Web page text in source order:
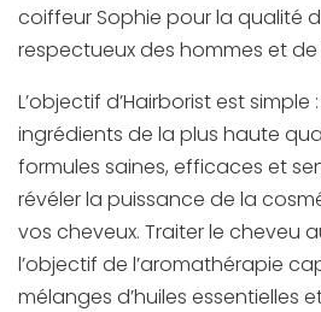
coiffeur Sophie pour la qualité
respectueux des hommes et de
L’objectif d’Hairborist est
ingrédients de la plus haute
formules saines, efficaces et
révéler la puissance de la
vos cheveux. Traiter le cheveu
l’objectif de l’aromathérapie
mélanges d’huiles essentielles